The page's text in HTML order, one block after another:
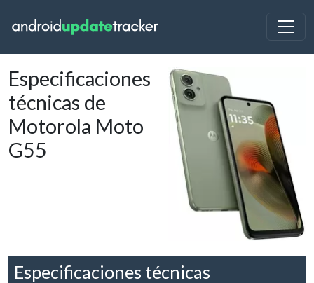
Especificaciones
técnicas de
Motorola Moto
G55
Especificaciones técnicas